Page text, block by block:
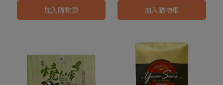
加入購物車 加入購物車